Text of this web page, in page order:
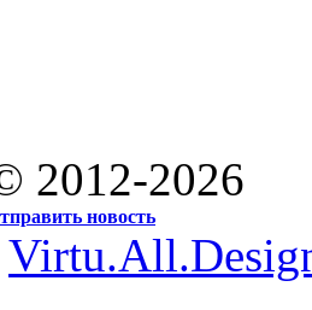
2012-2026
новость